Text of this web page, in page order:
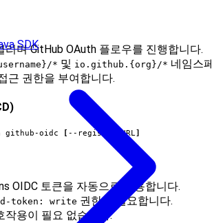
SDK
리며 GitHub OAuth 플로우를 진행합니다.
* 및 io.github.{org}/* 네임스
근 권한을 부여합니다.
github-oidc [ --registry URL ]
OIDC 토큰을 자동으로 사용합니다.
token: write 권한이 필요합니다.
작용이 필요 없습니다.